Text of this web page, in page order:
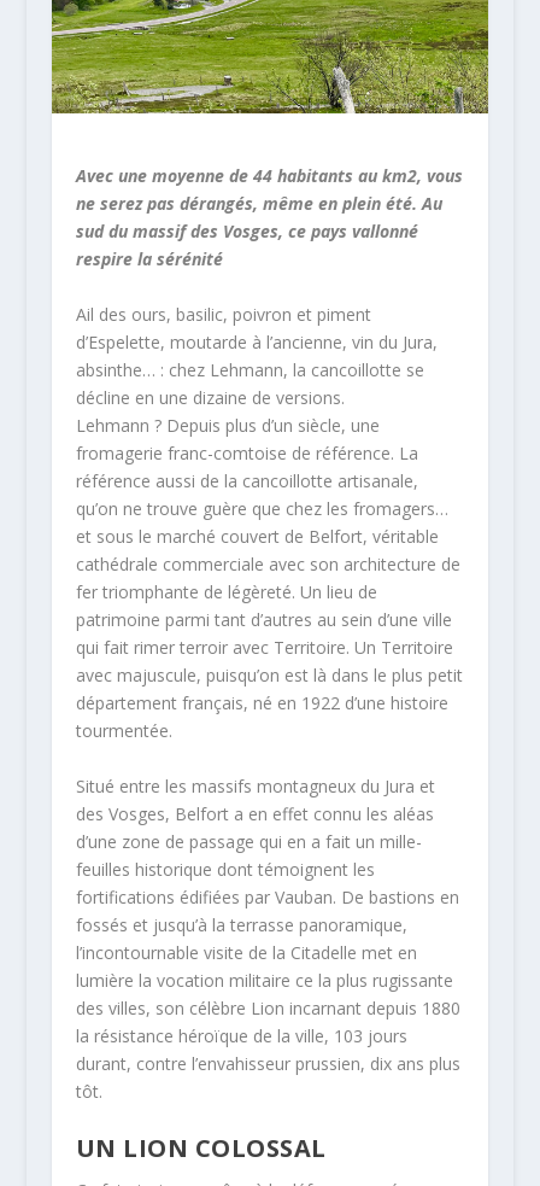
Avec une moyenne de 44 habitants au km2, vous
ne serez pas dérangés, même en plein été. Au
sud du massif des Vosges, ce pays vallonné
respire la sérénité
Ail des ours, basilic, poivron et piment
d’Espelette, moutarde à l’ancienne, vin du Jura,
absinthe… : chez Lehmann, la cancoillotte se
décline en une dizaine de versions.
Lehmann ? Depuis plus d’un siècle, une
fromagerie franc-comtoise de référence. La
référence aussi de la cancoillotte artisanale,
qu’on ne trouve guère que chez les fromagers…
et sous le marché couvert de Belfort, véritable
cathédrale commerciale avec son architecture de
fer triomphante de légèreté. Un lieu de
patrimoine parmi tant d’autres au sein d’une ville
qui fait rimer terroir avec Territoire. Un Territoire
avec majuscule, puisqu’on est là dans le plus petit
département français, né en 1922 d’une histoire
tourmentée.
Situé entre les massifs montagneux du Jura et
des Vosges, Belfort a en effet connu les aléas
d’une zone de passage qui en a fait un mille-
feuilles historique dont témoignent les
fortifications édifiées par Vauban. De bastions en
fossés et jusqu’à la terrasse panoramique,
l’incontournable visite de la Citadelle met en
lumière la vocation militaire ce la plus rugissante
des villes, son célèbre Lion incarnant depuis 1880
la résistance héroïque de la ville, 103 jours
durant, contre l’envahisseur prussien, dix ans plus
tôt.
UN LION COLOSSAL